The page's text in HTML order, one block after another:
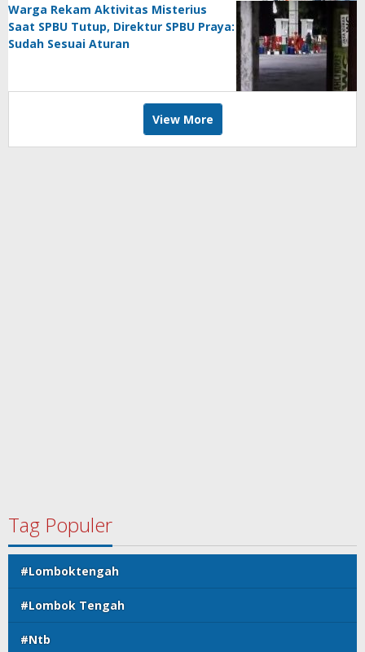
Warga Rekam Aktivitas Misterius
Saat SPBU Tutup, Direktur SPBU Praya:
Sudah Sesuai Aturan
View More
Tag Populer
#Lomboktengah
#Lombok Tengah
#Ntb